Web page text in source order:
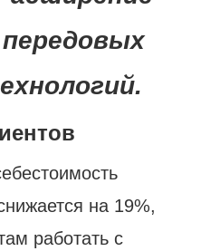
на 19%,
работать с